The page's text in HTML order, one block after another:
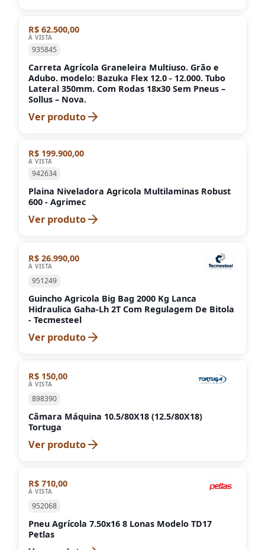
R$ 62.500,00
À VISTA
935845
Carreta Agrícola Graneleira Multiuso. Grão e
Adubo. modelo: Bazuka Flex 12.0 - 12.000. Tubo
Lateral 350mm. Com Rodas 18x30 Sem Pneus –
Sollus – Nova.
Ver produto
R$ 199.900,00
À VISTA
942634
Plaina Niveladora Agricola Multilaminas Robust
600 - Agrimec
Ver produto
R$ 26.990,00
À VISTA
951249
Guincho Agricola Big Bag 2000 Kg Lanca
Hidraulica Gaha-Lh 2T Com Regulagem De Bitola
- Tecmesteel
Ver produto
R$ 150,00
À VISTA
898390
Câmara Máquina 10.5/80X18 (12.5/80X18)
Tortuga
Ver produto
R$ 710,00
À VISTA
952068
Pneu Agrícola 7.50x16 8 Lonas Modelo TD17
Petlas